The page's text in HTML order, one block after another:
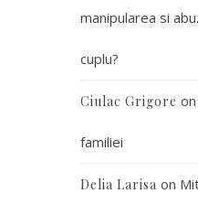
manipularea si
cuplu?
Ciulac Grigore on
familiei
Delia Larisa on